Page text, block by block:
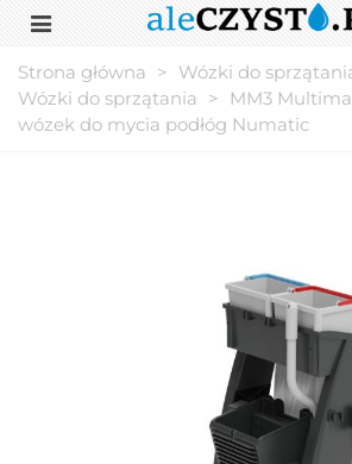
Strona główna > Wózki do
Wózki do sprzątania >
MM3
wózek do mycia podłóg Numatic